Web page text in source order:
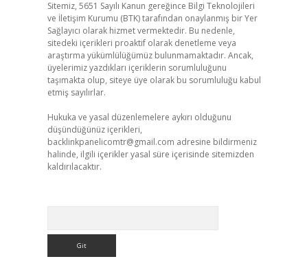
Sitemiz, 5651 Sayılı Kanun gereğince Bilgi Teknolojileri
ve İletişim Kurumu (BTK) tarafından onaylanmış bir Yer
Sağlayıcı olarak hizmet vermektedir. Bu nedenle,
sitedeki içerikleri proaktif olarak denetleme veya
araştırma yükümlülüğümüz bulunmamaktadır. Ancak,
üyelerimiz yazdıkları içeriklerin sorumluluğunu
taşımakta olup, siteye üye olarak bu sorumluluğu kabul
etmiş sayılırlar.
Hukuka ve yasal düzenlemelere aykırı olduğunu
düşündüğünüz içerikleri,
backlinkpanelicomtr@gmail.com adresine bildirmeniz
halinde, ilgili içerikler yasal süre içerisinde sitemizden
kaldırılacaktır.